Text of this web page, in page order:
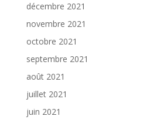
décembre 2021
novembre 2021
octobre 2021
septembre 2021
août 2021
juillet 2021
juin 2021